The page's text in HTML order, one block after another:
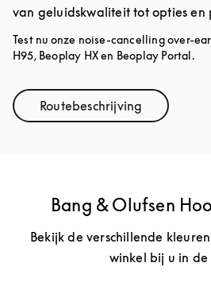
van geluidskwaliteit tot opties en
Test nu onze noise-cancelling over-
H95, Beoplay HX en Beoplay Portal.
RoutebeschrijvingLink Opens in New
Bang & Olufsen
Bekijk de verschillende
winkel bij u in de